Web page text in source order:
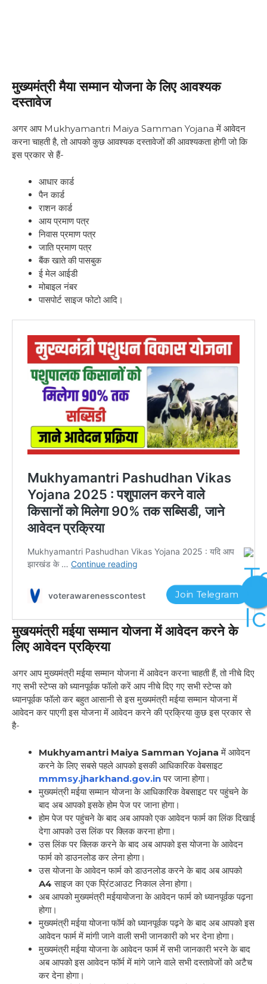
मुख्यमंत्री मैया सम्मान योजना के लिए आवश्यक
दस्तावेज
अगर आप Mukhyamantri Maiya Samman Yojana में आवेदन
करना चाहती है, तो आपको कुछ आवश्यक दस्तावेजों की आवश्यकता होगी जो कि
इस प्रकार से हैं-
आधार कार्ड
पैन कार्ड
राशन कार्ड
आय प्रमाण पत्र
निवास प्रमाण पत्र
जाति प्रमाण पत्र
बैंक खाते की पासबुक
ई मेल आईडी
मोबाइल नंबर
पासपोर्ट साइज फोटो आदि।
मुखयमंत्री मईया सम्मान योजना में आवेदन करने के
लिए आवेदन प्रक्रिया
अगर आप मुख्यमंत्री मईया सम्मान योजना में आवेदन करना चाहती हैं, तो नीचे दिए
गए सभी स्टेप्स को ध्यानपूर्वक फॉलो करें आप नीचे दिए गए सभी स्टेप्स को
ध्यानपूर्वक फॉलो कर बहुत आसानी से इस मुख्यमंत्री मईया सम्मान योजना में
आवेदन कर पाएगी इस योजना में आवेदन करने की प्रक्रिया कुछ इस प्रकार से
है-
Mukhyamantri Maiya Samman Yojana में आवेदन
करने के लिए सबसे पहले आपको इसकी आधिकारिक वेबसाइट
mmmsy.jharkhand.gov.inपर जाना होगा।
मुख्यमंत्री मईया सम्मान योजना के आधिकारिक वेबसाइट पर पहुंचने के
बाद अब आपको इसके होम पेज पर जाना होगा।
होम पेज पर पहुंचने के बाद अब आपको एक आवेदन फार्म का लिंक दिखाई
देगा आपको उस लिंक पर क्लिक करना होगा।
उस लिंक पर क्लिक करने के बाद अब आपको इस योजना के आवेदन
फार्म को डाउनलोड कर लेना होगा।
उस योजना के आवेदन फार्म को डाउनलोड करने के बाद अब आपको
A4 साइज का एक प्रिंटआउट निकाल लेना होगा।
अब आपको मुख्यमंत्री मईयायोजना के आवेदन फार्म को ध्यानपूर्वक पढ़ना
होगा।
मुख्यमंत्री मईया योजना फॉर्म को ध्यानपूर्वक पढ़ने के बाद अब आपको इस
आवेदन फार्म में मांगी जाने वाली सभी जानकारी को भर देना होगा।
मुख्यमंत्री मईया योजना के आवेदन फार्म में सभी जानकारी भरने के बाद
अब आपको इस आवेदन फॉर्म में मांगे जाने वाले सभी दस्तावेजों को अटैच
कर देना होगा।